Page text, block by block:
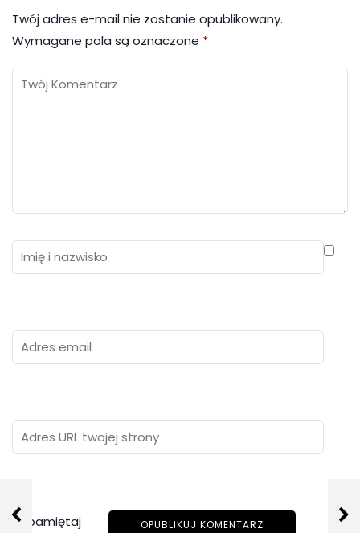
Twój adres e-mail nie zostanie opublikowany.
Wymagane pola są oznaczone *
Zapamiętaj